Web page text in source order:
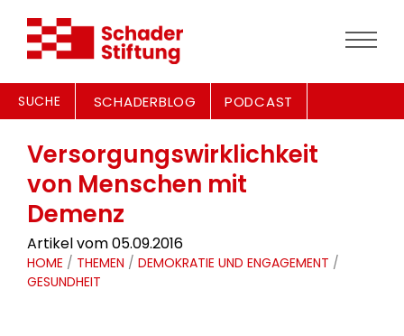
SUCHE SCHADERBLOG PODCAST
Versorgungswirklichkeit
von Menschen mit
Demenz
Artikel vom 05.09.2016
HOME / THEMEN / DEMOKRATIE UND ENGAGEMENT /
GESUNDHEIT